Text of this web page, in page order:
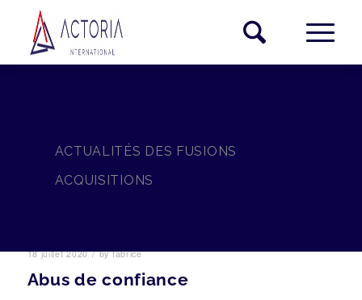
ACTUALITÉS DES FUSIONS
ACQUISITIONS
18 juillet 2020 / byfabrice
Abus de confiance